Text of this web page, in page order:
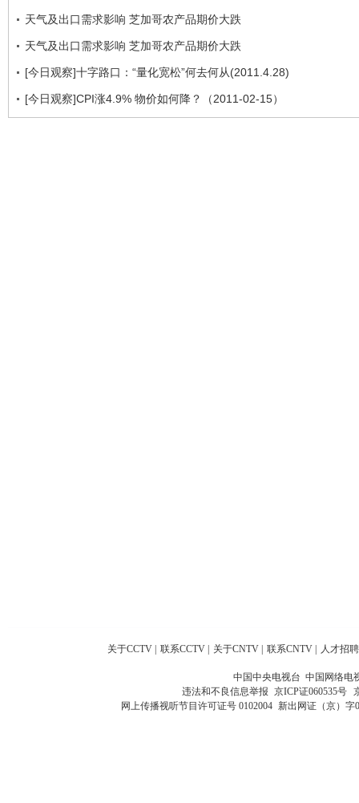
天气及出口需求影响 芝加哥农产品期价大跌
天气及出口需求影响 芝加哥农产品期价大跌
[今日观察]十字路口：“量化宽松”何去何从(2011.4.28)
[今日观察]CPI涨4.9% 物价如何降？（2011-02-15）
关于CCTV 联系CCTV 关于CNTV 联系CNTV 人才招聘
中国中央电视台 中国网络电
违法和不良信息举报 京ICP证060535号
网上传播视听节目许可证号 0102004 新出网证（京）